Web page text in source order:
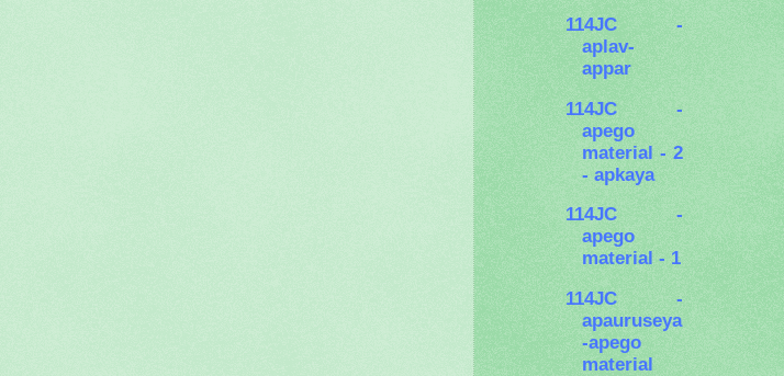
114JC -
aplav-
appar
114JC -
apego
material - 2
- apkaya
114JC -
apego
material - 1
114JC -
apauruseya
-apego
material